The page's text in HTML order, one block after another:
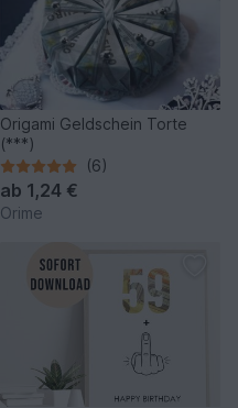
Origami Geldschein Torte
(***)
(6)
ab 1,24 €
Orime